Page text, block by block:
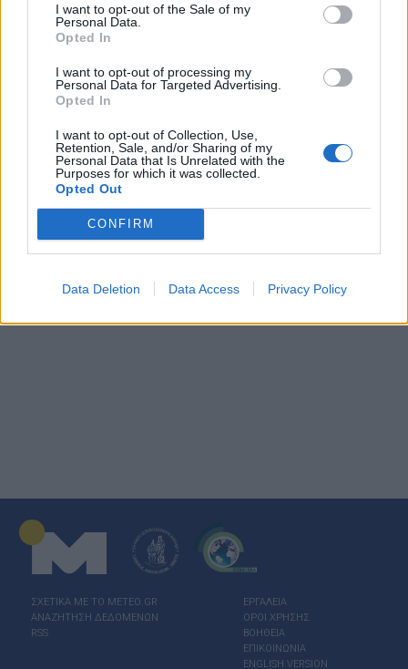
I want to opt-out of the Sale of my
Personal Data.
Opted In
I want to opt-out of processing my
Personal Data for Targeted Advertising.
Opted In
I want to opt-out of Collection, Use,
Retention, Sale, and/or Sharing of my
Personal Data that Is Unrelated with the
Purposes for which it was collected.
Opted Out
CONFIRM
Data Deletion Data Access Privacy Policy
της μονάδας
METEO του Εθνικού Αστεροσκοπείου
Αθηνώνγια τη συνεχή παρακολούθηση των
βροχοπτώσεων και των χιονοπτώσεων στην περιοχή
του Μόρνου, σε συνδυασμό με δορυφορικές
αποτυπώσεις υψηλής ανάλυσης της έκτασης της
λίμνης. Με τον τρόπο αυτό θα παρέχεται μία
ολοκληρωμένη αποτίμηση της κατανομής της βροχής
και του χιονιού στην ευρύτερη περιοχή.
ΣΧΕΤΙΚΑ ΜΕ ΤΟ ΜΕΤΕΟ.GR
ΑΝΑΖΗΤΗΣΗ ΔΕΔΟΜΕΝΩΝ
RSS
ΕΡΓΑΛΕΙΑ
ΟΡΟΙ ΧΡΗΣΗΣ
ΒΟΗΘΕΙΑ
ΕΠΙΚΟΙΝΩΝΙΑ
ENGLISH VERSION